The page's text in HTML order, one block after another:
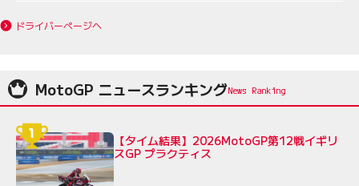
ドライバーページへ
MotoGP ニュースランキング
【タイム結果】2026MotoGP第12戦イギリ
スGP プラクティス